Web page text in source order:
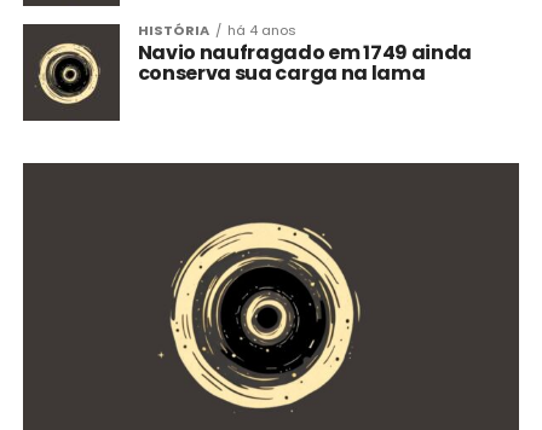
HISTÓRIA há 4 anos
Navio naufragado em 1749 ainda
conserva sua carga na lama